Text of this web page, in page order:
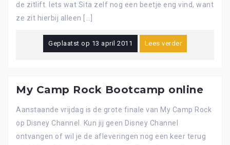
de zitlift. Iets wat Sita zelf nog een beetje eng vind, want
ze zit hierbij alleen […]
Geplaatst op 13 april 2011 Lees verder
My Camp Rock Bootcamp online
Aanstaande vrijdag is de grote finale van My Camp Rock
op Disney Channel. Kun jij geen Disney Channel
ontvangen of wil je de afleveringen nog een keer terug